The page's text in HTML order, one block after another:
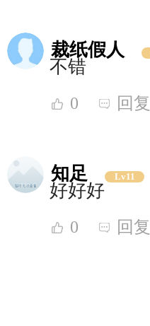
裁纸假人
不错
0 回复
知足 Lv11
好好好
0 回复